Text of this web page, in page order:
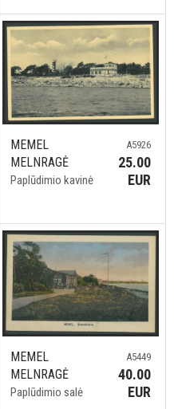
MEMEL
MELNRAGĖ
Paplūdimio kavinė
A5926
25.00
EUR
MEMEL
MELNRAGĖ
Paplūdimio salė
A5449
40.00
EUR